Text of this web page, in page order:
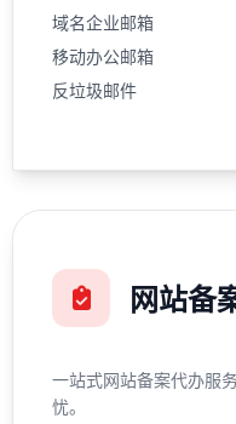
域名企业邮箱
移动办公邮箱
反垃圾邮件
网站备
一站式网站备案代办服
忧。